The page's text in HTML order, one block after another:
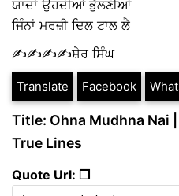
ਯਾਦਾਂ ਉਹਦੀਆਂ ਭੁੱਲਣੀਆਂ
ਜਿੰਨਾਂ ਮਰਜ਼ੀ ਦਿਲ ਟਾਲ ਲੈ
✍️✍️✍️✍️ਸ਼ੇਰ ਸਿੰਘ
Translate Facebook
Title: Ohna Mudhna Nai
True Lines
Quote Url: ❐